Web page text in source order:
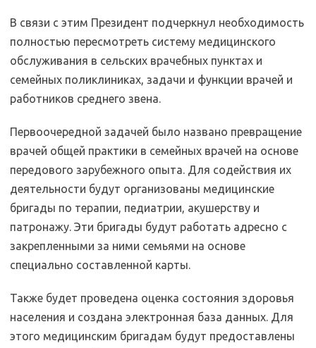
В связи с этим Президент подчеркнул необходимость
полностью пересмотреть систему медицинского
обслуживания в сельских врачебных пунктах и
семейных поликлиниках, задачи и функции врачей и
работников среднего звена.
Первоочередной задачей было названо превращение
врачей общей практики в семейных врачей на основе
передового зарубежного опыта. Для содействия их
деятельности будут организованы медицинские
бригады по терапии, педиатрии, акушерству и
патронажу. Эти бригады будут работать адресно с
закрепленными за ними семьями на основе
специально составленной карты.
Также будет проведена оценка состояния здоровья
населения и создана электронная база данных. Для
этого медицинским бригадам будут предоставлены